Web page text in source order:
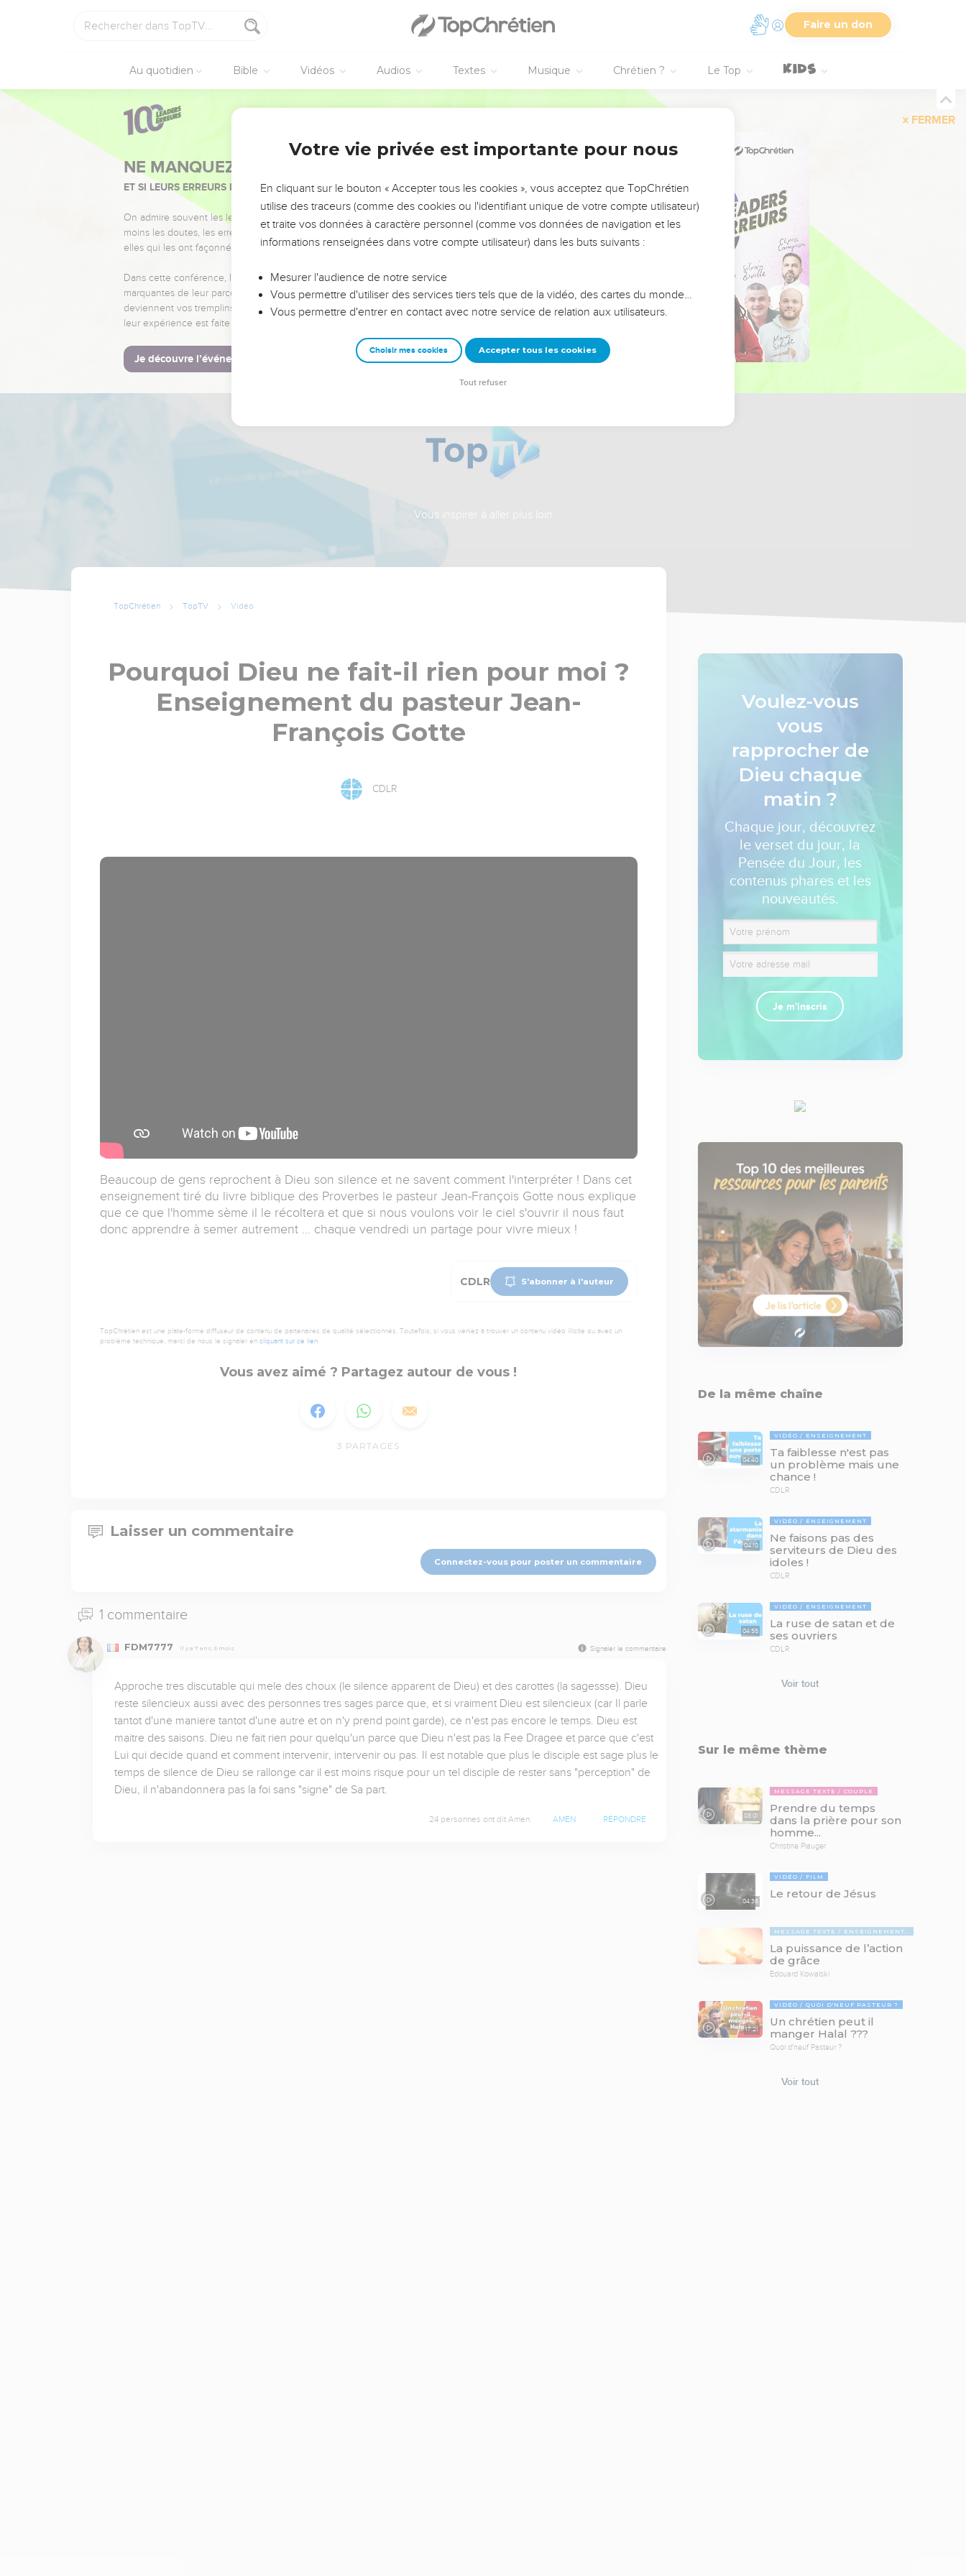
Faire un don
Au quotidien Bible Vidéos Audios Textes Musique Chrétien ? Le Top
FERMER
NE MANQUEZ PAS L’ÉVÉNEMENT DE L’ANNÉE !
ET SI LEURS ERREURS POUVAIENT VOUS ÉVITER LES VOTRES ?
On admire souvent les leaders pour leurs réussites, leur impact, leur foi ou leur vision. Mais on voit
moins les doutes, les erreurs et les saisons difficiles qu'ils ont traversés, alors même que ce sont
elles qui les ont façonnés.
Dans cette conférence, leaders, entrepreneurs, et responsables reviennent sur les erreurs
marquantes de leur parcours et les clés pour avancer avec plus de sagesse afin que leurs erreurs
deviennent vos tremplins. Que vous guidiez un ministère, une équipe, un groupe ou une famille,
leur expérience est faite pour vous.
Je découvre l’événement
Vous inspirer à aller plus loin
TopChrétien TopTV Vidéo
Pourquoi Dieu ne fait-il rien pour moi ?
Enseignement du pasteur Jean-
François Gotte
CDLR
Beaucoup de gens reprochent à Dieu son silence et ne savent comment l'interpréter ! Dans cet
enseignement tiré du livre biblique des Proverbes le pasteur Jean-François Gotte nous explique
que ce que l'homme sème il le récoltera et que si nous voulons voir le ciel s'ouvrir il nous faut
donc apprendre à semer autrement ... chaque vendredi un partage pour vivre mieux !
CDLR S'abonner à l'auteur
TopChrétien est une plate-forme diffuseur de contenu de partenaires de qualité sélectionnés. Toutefois, si vous veniez à trouver un contenu vidéo illicite ou avec un
problème technique, merci de nous le signaler en cliquant sur ce lien.
Vous avez aimé ? Partagez autour de vous !
3 PARTAGES
Laisser un commentaire
Connectez-vous pour poster un commentaire
1 commentaire
FDM7777 Il y a 7 ans, 5 mois Signaler le commentaire
Approche tres discutable qui mele des choux (le silence apparent de Dieu) et des carottes (la sagessse). Dieu
reste silencieux aussi avec des personnes tres sages parce que, et si vraiment Dieu est silencieux (car Il parle
tantot d'une maniere tantot d'une autre et on n'y prend point garde), ce n'est pas encore le temps. Dieu est
maitre des saisons. Dieu ne fait rien pour quelqu'un parce que Dieu n'est pas la Fee Dragee et parce que c'est
Lui qui decide quand et comment intervenir, intervenir ou pas. Il est notable que plus le disciple est sage plus le
temps de silence de Dieu se rallonge car il est moins risque pour un tel disciple de rester sans "perception" de
Dieu, il n'abandonnera pas la foi sans "signe" de Sa part.
24 personnes ont dit Amen AMEN RÉPONDRE
Voulez-vous
vous
rapprocher de
Dieu chaque
matin ?
Chaque jour, découvrez
le verset du jour, la
Pensée du Jour, les
contenus phares et les
nouveautés.
Je m'inscris
De la même chaîne
04:40
VIDÉO ENSEIGNEMENT
Ta faiblesse n'est pas
un problème mais une
chance !
CDLR
04:10
VIDÉO ENSEIGNEMENT
Ne faisons pas des
serviteurs de Dieu des
idoles !
CDLR
04:55
VIDÉO ENSEIGNEMENT
La ruse de satan et de
ses ouvriers
CDLR
Voir tout
Sur le même thème
03:01
MESSAGE TEXTE COUPLE
Prendre du temps
dans la prière pour son
homme...
Christine Piauger
04:36
VIDÉO FILM
Le retour de Jésus
MESSAGE TEXTE ENSEIGNEMENTS BIBLIQUES
La puissance de l’action
de grâce
Edouard Kowalski
17:21
VIDÉO QUOI D'NEUF PASTEUR ?
Un chrétien peut il
manger Halal ???
Quoi d'neuf Pasteur ?
Voir tout
Votre vie privée est importante pour nous
En cliquant sur le bouton « Accepter tous les cookies », vous acceptez que TopChrétien
utilise des traceurs (comme des cookies ou l'identifiant unique de votre compte utilisateur)
et traite vos données à caractère personnel (comme vos données de navigation et les
informations renseignées dans votre compte utilisateur) dans les buts suivants :
Mesurer l'audience de notre service
Vous permettre d'utiliser des services tiers tels que de la vidéo, des cartes du monde…
Vous permettre d'entrer en contact avec notre service de relation aux utilisateurs.
Choisir mes cookies Accepter tous les cookies
Tout refuser